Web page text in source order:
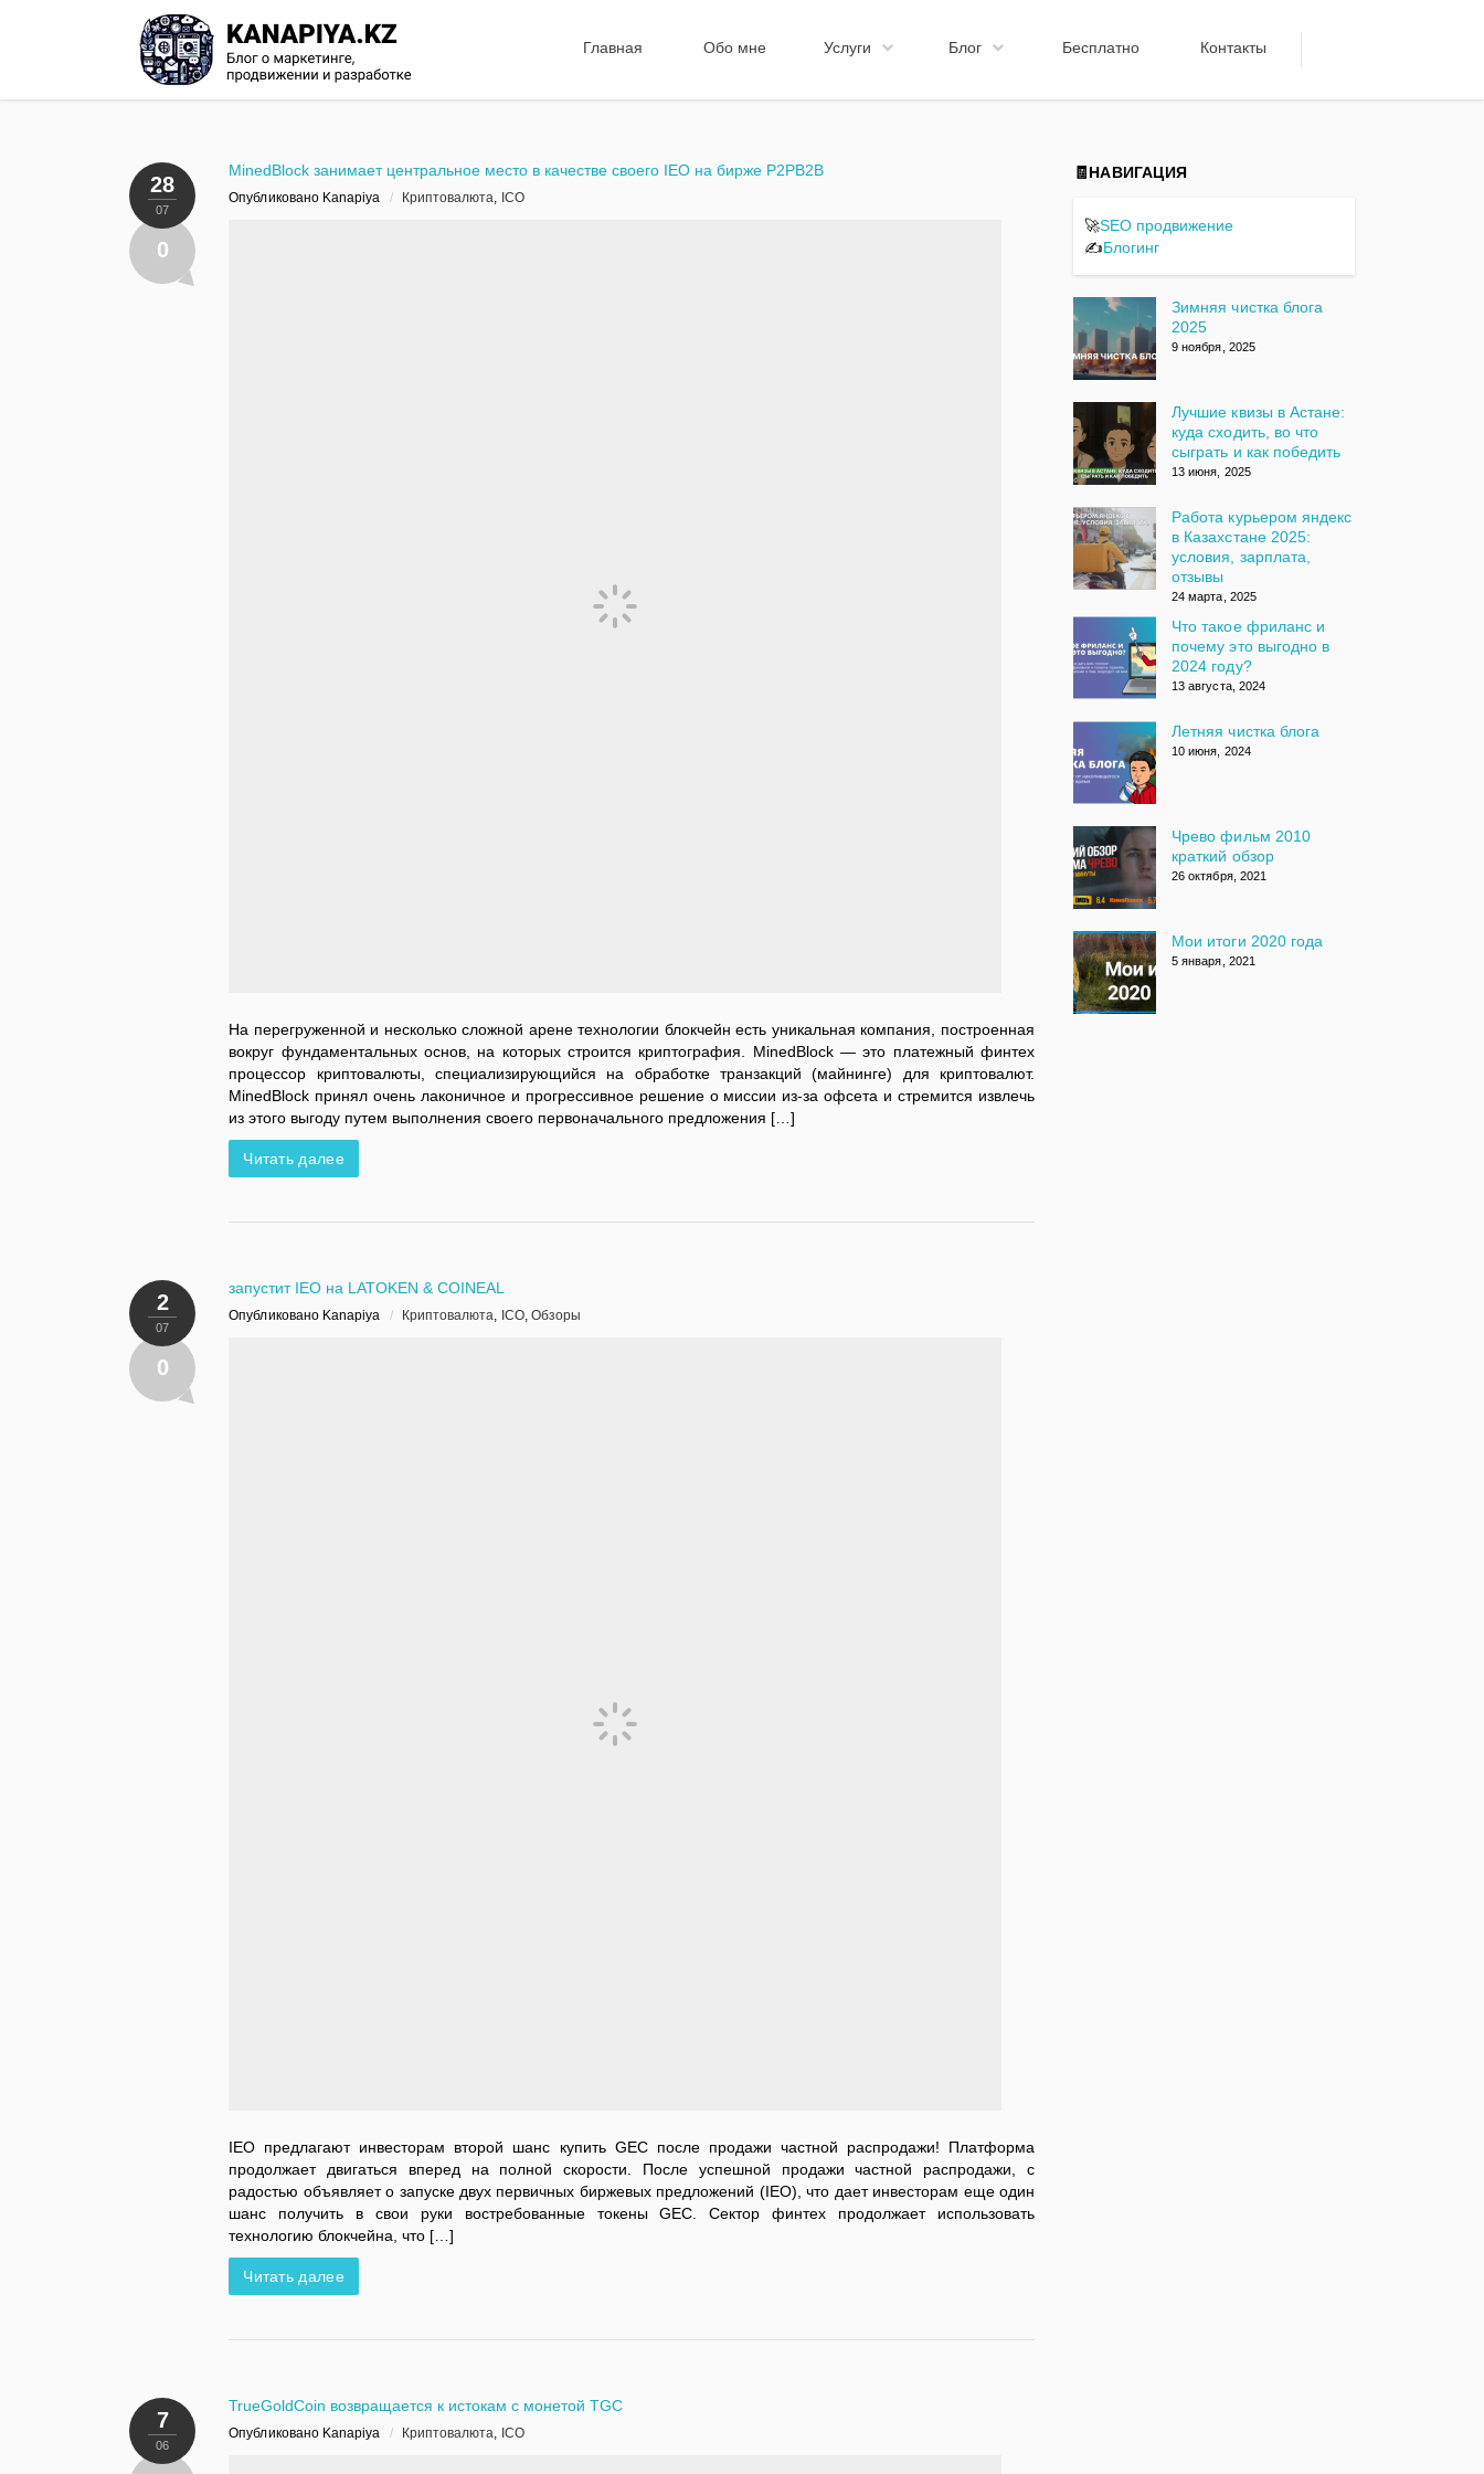
Главная Обо мне Услуги Блог Бесплатно Контакты
28
07
0
MinedBlock занимает центральное место в качестве своего IEO на бирже P2PB2B
Опубликовано Kanapiya / Криптовалюта, ICO
На перегруженной и несколько сложной арене технологии блокчейн есть уникальная компания, построенная
вокруг фундаментальных основ, на которых строится криптография. MinedBlock — это платежный финтех
процессор криптовалюты, специализирующийся на обработке транзакций (майнинге) для криптовалют.
MinedBlock принял очень лаконичное и прогрессивное решение о миссии из-за офсета и стремится извлечь
из этого выгоду путем выполнения своего первоначального предложения […]
Читать далее
2
07
0
запустит IEO на LATOKEN & COINEAL
Опубликовано Kanapiya / Криптовалюта, ICO, Обзоры
IEO предлагают инвесторам второй шанс купить GEC после продажи частной распродажи! Платформа
продолжает двигаться вперед на полной скорости. После успешной продажи частной распродажи, с
радостью объявляет о запуске двух первичных биржевых предложений (IEO), что дает инвесторам еще один
шанс получить в свои руки востребованные токены GEC. Сектор финтех продолжает использовать
технологию блокчейна, что […]
Читать далее
7
06
TrueGoldCoin возвращается к истокам с монетой TGC
Опубликовано Kanapiya / Криптовалюта, ICO
🧾НАВИГАЦИЯ
🚀SEO продвижение
✍️Блогинг
Зимняя чистка блога
2025
9 ноября, 2025
Лучшие квизы в Астане:
куда сходить, во что
сыграть и как победить
13 июня, 2025
Работа курьером яндекс
в Казахстане 2025:
условия, зарплата,
отзывы
24 марта, 2025
Что такое фриланс и
почему это выгодно в
2024 году?
13 августа, 2024
Летняя чистка блога
10 июня, 2024
Чрево фильм 2010
краткий обзор
26 октября, 2021
Мои итоги 2020 года
5 января, 2021